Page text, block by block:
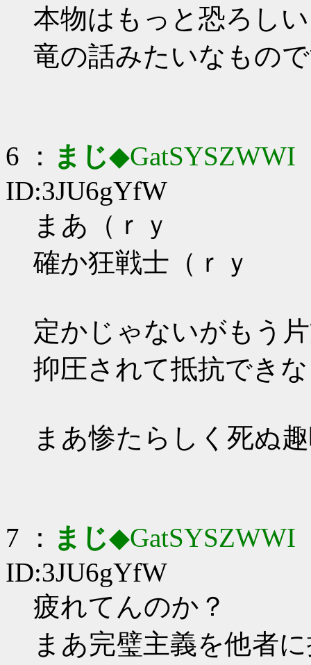
本物はもっと恐ろし
竜の話みたいなもの
6 ： まじ◆GatSYSZWWI
ID:3JU6gYfW
まあ（ｒｙ
確か狂戦士（ｒｙ
定かじゃないがもう
抑圧されて抵抗でき
まあ惨たらしく死ぬ
7 ： まじ◆GatSYSZWWI
ID:3JU6gYfW
疲れてんのか？
まあ完璧主義を他者